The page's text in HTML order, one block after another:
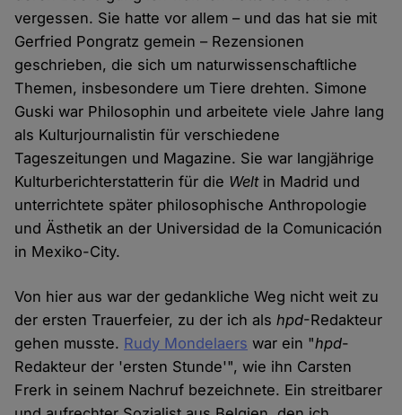
vergessen. Sie hatte vor allem – und das hat sie mit
Gerfried Pongratz gemein – Rezensionen
geschrieben, die sich um naturwissenschaftliche
Themen, insbesondere um Tiere drehten. Simone
Guski war Philosophin und arbeitete viele Jahre lang
als Kulturjournalistin für verschiedene
Tageszeitungen und Magazine. Sie war langjährige
Kulturberichterstatterin für die Weltin Madrid und
unterrichtete später philosophische Anthropologie
und Ästhetik an der Universidad de la Comunicación
in Mexiko-City.
Von hier aus war der gedankliche Weg nicht weit zu
der ersten Trauerfeier, zu der ich alshpd-Redakteur
gehen musste. Rudy Mondelaers war ein "hpd-
Redakteur der 'ersten Stunde'", wie ihn Carsten
Frerk in seinem Nachruf bezeichnete. Ein streitbarer